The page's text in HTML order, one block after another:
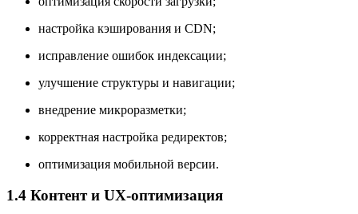
настройка кэширования и CDN;
исправление ошибок индексации;
улучшение структуры и навигации;
внедрение микроразметки;
корректная настройка редиректов;
оптимизация мобильной версии.
1.4 Контент и UX-оптимизация